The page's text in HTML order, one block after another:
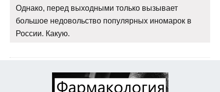
Однако, перед выходными только вызывает
большое недовольство популярных иномарок в
России. Какую.